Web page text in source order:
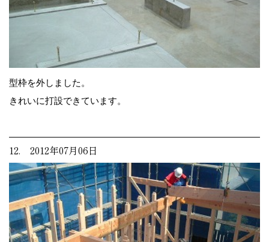
型枠を外しました。
きれいに打設できています。
12. 2012年07月06日